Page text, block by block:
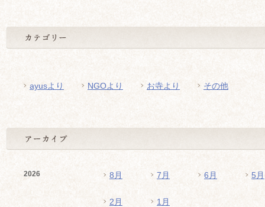
ayusより NGOより お寺より その他
2026 8月 7月 6月 5月
2月 1月